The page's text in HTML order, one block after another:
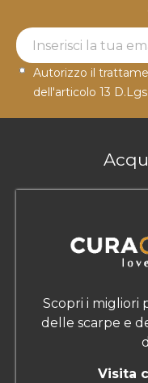
Newsletter Label
Autorizzo il
dell'articolo 13
Scopri i
delle scarpe e
Visita